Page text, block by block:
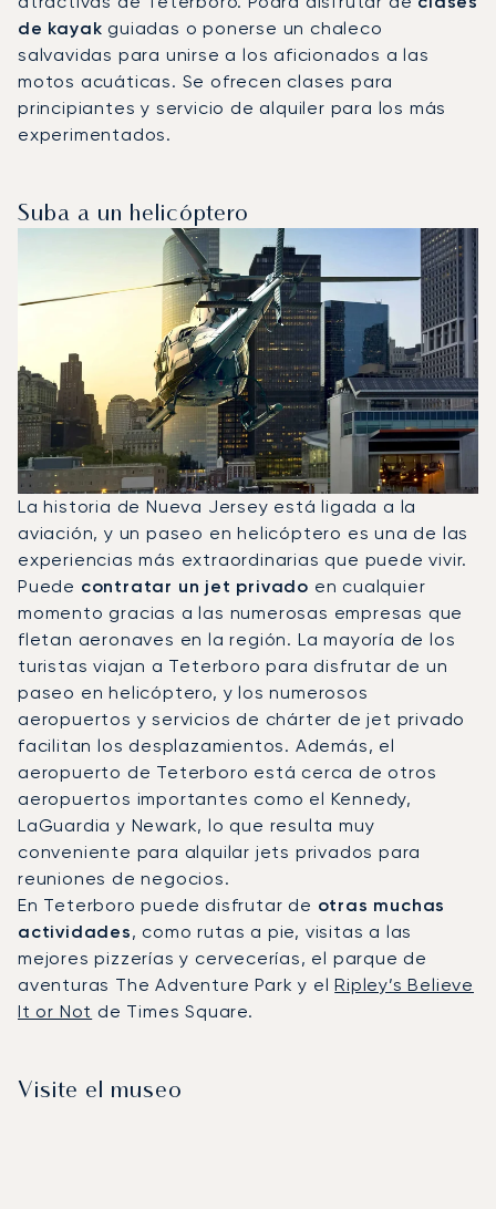
de kayak guiadas o ponerse un chaleco
salvavidas para unirse a los aficionados a las
motos acuáticas. Se ofrecen clases para
principiantes y servicio de alquiler para los más
experimentados.
Suba a un helicóptero
La historia de Nueva Jersey está ligada a la
aviación, y un paseo en helicóptero es una de las
experiencias más extraordinarias que puede vivir.
Puede contratar un jet privado en cualquier
momento gracias a las numerosas empresas que
fletan aeronaves en la región. La mayoría de los
turistas viajan a Teterboro para disfrutar de un
paseo en helicóptero, y los numerosos
aeropuertos y servicios de chárter de jet privado
facilitan los desplazamientos. Además, el
aeropuerto de Teterboro está cerca de otros
aeropuertos importantes como el Kennedy,
LaGuardia y Newark, lo que resulta muy
conveniente para alquilar jets privados para
reuniones de negocios.
En Teterboro puede disfrutar de otras muchas
actividades, como rutas a pie, visitas a las
mejores pizzerías y cervecerías, el parque de
aventuras The Adventure Park y elRipley’s Believe
It or Not de Times Square.
Visite el museo